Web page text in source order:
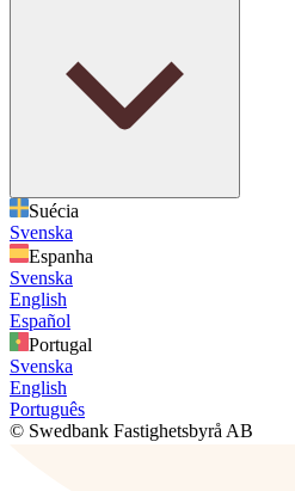
Suécia
Svenska
Espanha
Svenska
English
Español
Portugal
Svenska
English
Português
© Swedbank Fastighetsbyrå AB